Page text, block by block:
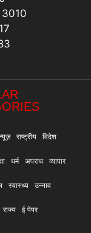
राष्ट्रीय विदेश
धर्म अपराध व्यापार
स्वास्थ्य उन्नाव
राज्य ई पेपर